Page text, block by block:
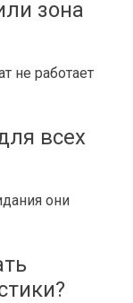
зона
не работает
всех
они